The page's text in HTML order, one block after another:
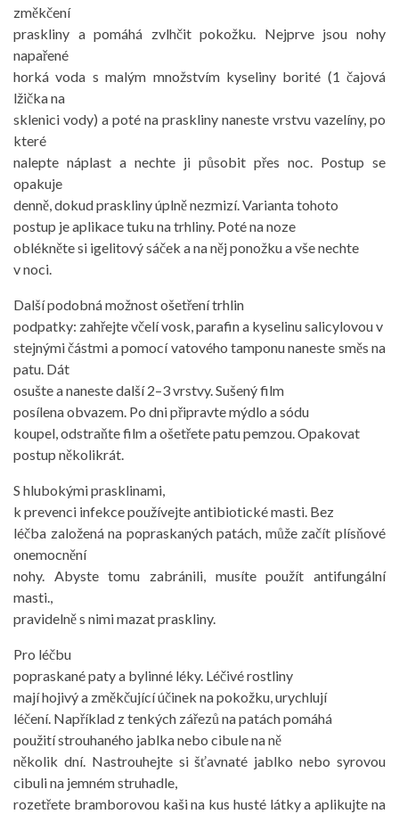
změkčení
praskliny a pomáhá zvlhčit pokožku. Nejprve jsou nohy
napařené
horká voda s malým množstvím kyseliny borité (1 čajová
lžička na
sklenici vody) a poté na praskliny naneste vrstvu vazelíny, po
které
nalepte náplast a nechte ji působit přes noc. Postup se
opakuje
denně, dokud praskliny úplně nezmizí. Varianta tohoto
postup je aplikace tuku na trhliny. Poté na noze
oblékněte si igelitový sáček a na něj ponožku a vše nechte
v noci.
Další podobná možnost ošetření trhlin
podpatky: zahřejte včelí vosk, parafin a kyselinu salicylovou v
stejnými částmi a pomocí vatového tamponu naneste směs na
patu. Dát
osušte a naneste další 2–3 vrstvy. Sušený film
posílena obvazem. Po dni připravte mýdlo a sódu
koupel, odstraňte film a ošetřete patu pemzou. Opakovat
postup několikrát.
S hlubokými prasklinami,
k prevenci infekce používejte antibiotické masti. Bez
léčba založená na popraskaných patách, může začít plísňové
onemocnění
nohy. Abyste tomu zabránili, musíte použít antifungální
masti.,
pravidelně s nimi mazat praskliny.
Pro léčbu
popraskané paty a bylinné léky. Léčivé rostliny
mají hojivý a změkčující účinek na pokožku, urychlují
léčení. Například z tenkých zářezů na patách pomáhá
použití strouhaného jablka nebo cibule na ně
několik dní. Nastrouhejte si šťavnaté jablko nebo syrovou
cibuli na jemném struhadle,
rozetřete bramborovou kaši na kus husté látky a aplikujte na